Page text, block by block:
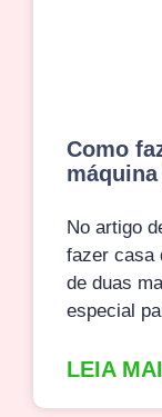
Como
No artigo
fazer casa
de duas
especial
LEIA